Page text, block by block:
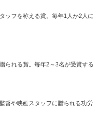
ッフを称える賞。毎年1人か2人に
られる賞。毎年2～3名が受賞する
督や映画スタッフに贈られる功労